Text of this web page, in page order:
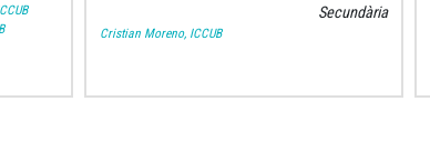
Secundària
Cristian Moreno, ICCUB